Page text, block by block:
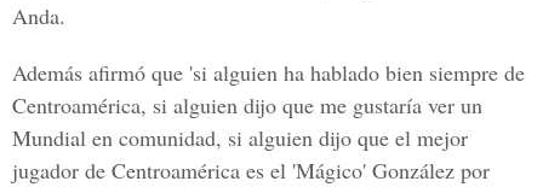
Anda.
Además afirmó que 'si alguien ha hablado bien siempre de
Centroamérica, si alguien dijo que me gustaría ver un
Mundial en comunidad, si alguien dijo que el mejor
jugador de Centroamérica es el 'Mágico' González por